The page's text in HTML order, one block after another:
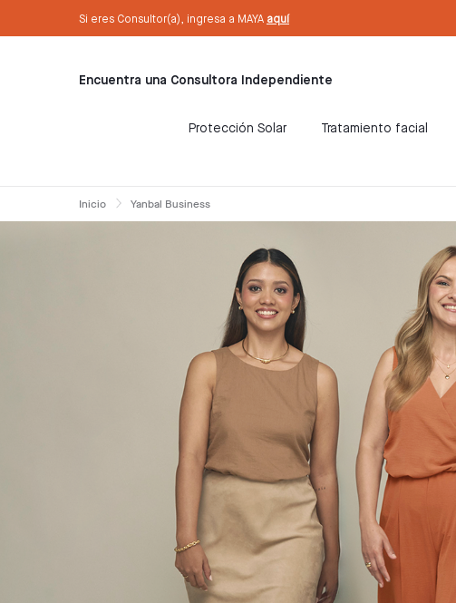
Si eres Consultor(a), ingresa a MAYA aquí
Sé Consultora ahora. ¡Regístrate aquí!
Encuentra una Consultora Independiente
Protección Solar Tratamiento facial
Inicio Yanbal Business